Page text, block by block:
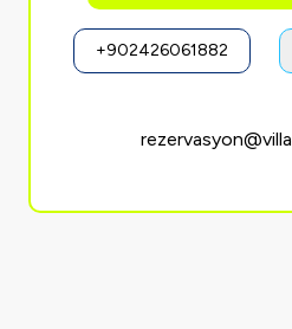
+902426061882